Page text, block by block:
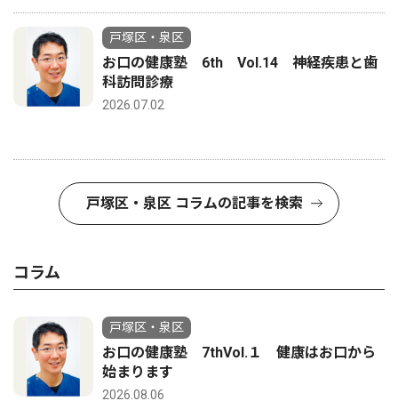
戸塚区・泉区
お口の健康塾 6th Vol.14 神経疾患と歯
科訪問診療
2026.07.02
戸塚区・泉区 コラムの記事を検索
コラム
戸塚区・泉区
お口の健康塾 7thVol.１ 健康はお口から
始まります
2026.08.06